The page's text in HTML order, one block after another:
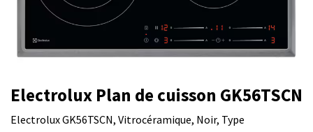
Electrolux Plan de cuisson GK56TSCN
Electrolux GK56TSCN, Vitrocéramique, Noir, Type